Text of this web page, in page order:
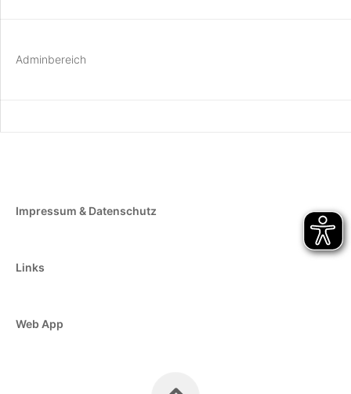
Adminbereich
Impressum & Datenschutz
Links
Web App